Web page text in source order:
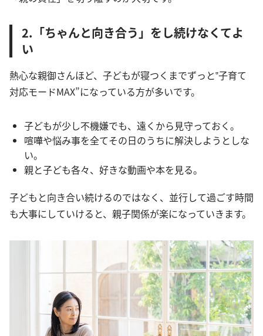
2.「ちゃんと向き合う」をし続けなくてよ
い
熱心な親御さんほど、子どもが寝つくまでずっと‟子育て
対応モードMAX”になっている方が多いです。
子どもが少し不機嫌でも、遠くから見守っておく。
喧嘩や悩み事を全てその日のうちに解決しようとしな
い。
親と子ども各々、好きな動画や本を見る。
子どもと向き合い続けるのではなく、並行して過ごす時間
も大事にしていけると、親子関係が楽になっていきます。